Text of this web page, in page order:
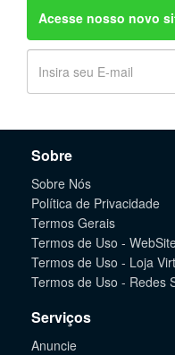
Acesse nosso novo
Sobre
Sobre Nós
Política de Privacidade
Termos Gerais
Termos de Uso -
Termos de Uso - Loja
Termos de Uso - Redes
Serviços
Anuncie